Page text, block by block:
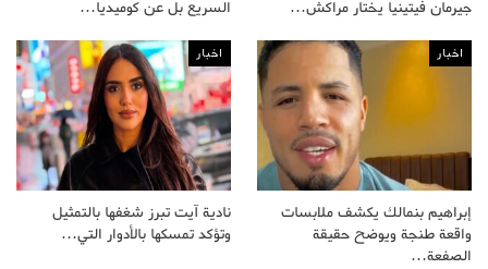
جيرمان فيتينيا يختار مراكش…
السريع بل عن كوميديا…
اخبار
إبراهيم بنمالك يكشف ملابسات
واقعة طنجة ويوضح حقيقة
الصفعة…
اخبار
نادية آيت تبرز شغفها بالتمثيل
وتؤكد تمسكها بالأدوار التي…